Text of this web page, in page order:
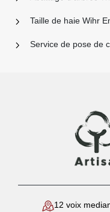
Taille de haie Wihr
Service de pose de
12 voix